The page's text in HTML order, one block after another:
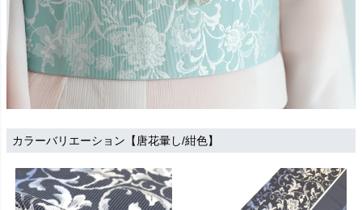
カラーバリエーション【唐花暈し/紺色】